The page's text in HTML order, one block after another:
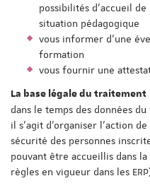
possibilités d'accueil de
situation pédagogique
vous informer d'une
formation
vous fournir une
La base légale du traitement
dans le temps des données
il s'agit d'organiser l'action
sécurité des personnes
pouvant être accueillis dans
règles en vigueur dans les